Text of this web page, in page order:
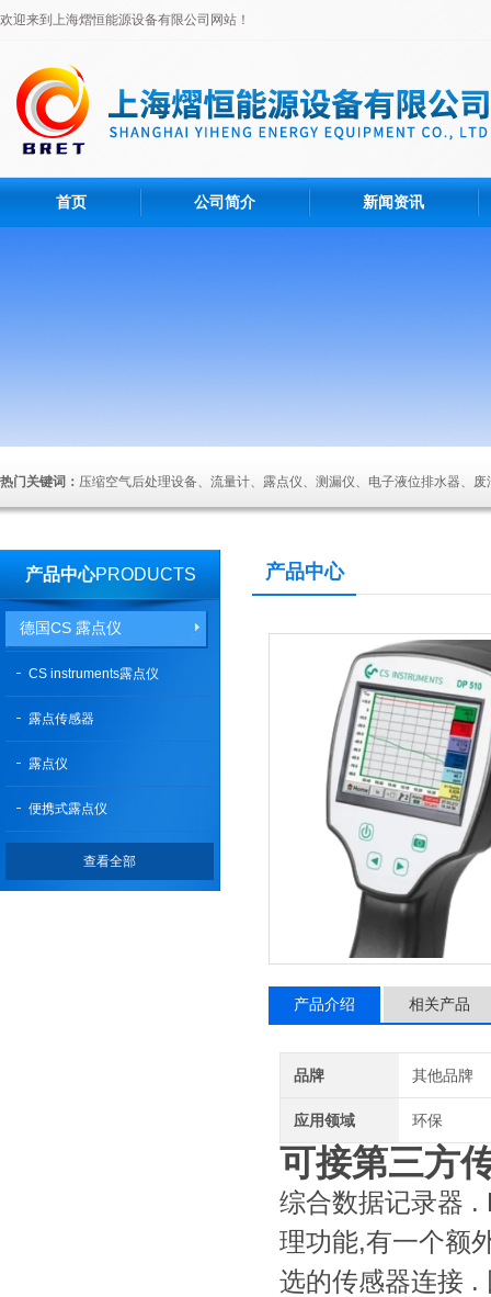
欢迎来到上海熠恒能源设备有限公司网站！
首页 公司简介 新闻资讯
热门关键词： 压缩空气后处理设备、流量计、露点仪、测漏仪、电子液位排水器、
产品中心PRODUCTS
德国CS 露点仪
CS instruments露点仪
露点传感器
露点仪
便携式露点仪
查看全部
产品中心
产品介绍 相关产品
品牌 其他品牌
应用领域 环保
可接第三方
综合数据记录器 .
理功能,有一个额
选的传感器连接 .